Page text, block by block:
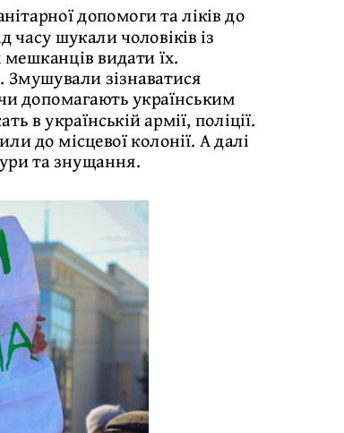
допомоги та ліків до
часу шукали чоловіків із
видати їх.
Змушували зізнаватися
допомагають українським
в українській армії, поліції.
до місцевої колонії. А далі
та знущання.